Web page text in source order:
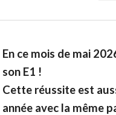
En ce mois de mai
son E1 !
Cette réussite est
année avec la même